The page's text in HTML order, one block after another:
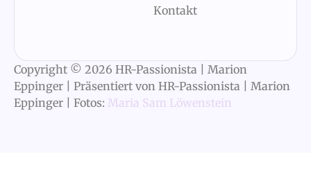
Kontakt
Copyright © 2026 HR-Passionista | Marion
Eppinger | Präsentiert von HR-Passionista | Marion
Eppinger | Fotos: Maria Sam Löwenstein